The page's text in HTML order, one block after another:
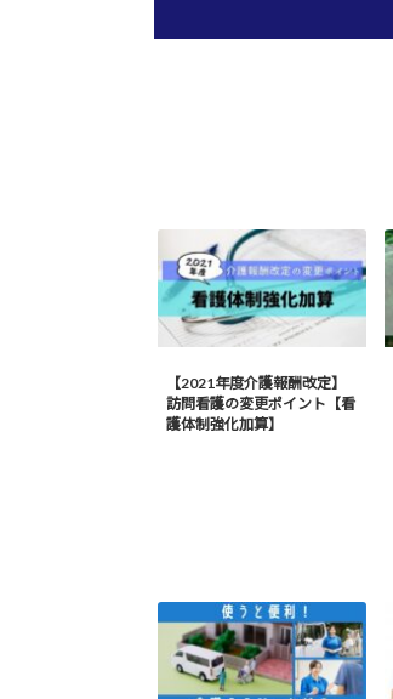
【2021年度介護報酬改定】
訪問看護の変更ポイント【看
護体制強化加算】